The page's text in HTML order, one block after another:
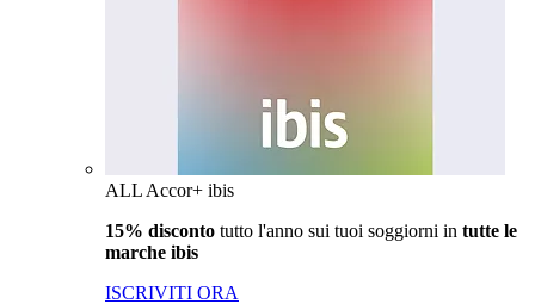
ALL Accor+ ibis
15% disconto tutto l'anno sui tuoi soggiorni in tutte le
marche ibis
ISCRIVITI ORA